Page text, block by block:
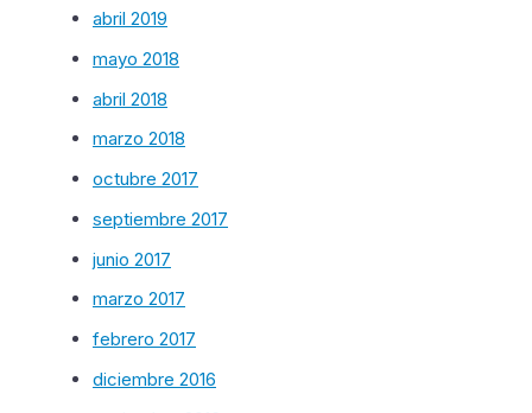
abril 2019
mayo 2018
abril 2018
marzo 2018
octubre 2017
septiembre 2017
junio 2017
marzo 2017
febrero 2017
diciembre 2016